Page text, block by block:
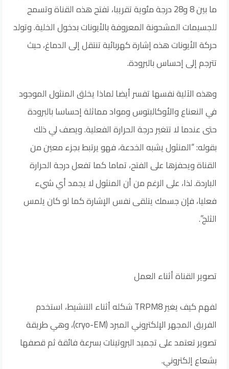
ما بين 8 و28 درجة مئوية تقريبا، تفتح هذه القناة وتسمح
للجسيمات المشحونة المعروفة بالأيونات بدخول الخلية. وتولد
حركة الأيونات هذه إشارة كهربائية تنتقل إلى الدماغ، حيث
تترجم إلى إحساس بالبرودة.
وهذه الآلية نفسها تفسر أيضا لماذا يخلق المنثول الموجود
في النعناع والأوكالبتوس ومواد مماثلة إحساسا بالبرودة
حتى عندما لا تتغير درجة الحرارة الفعلية. ويصف لي ذلك
بقوله: “المنثول يشبه الخدعة، فهو يرتبط بجزء معين من
القناة ويحفزها على الفتح، تماما كما تفعل درجة الحرارة
الباردة. لذا، على الرغم من أن المنثول لا يجمد أي شيء
فعليا، فإن جسمك يتلقى نفس الإشارة كما لو كان يلمس
الثلج”.
تصوير القناة أثناء العمل
لفهم كيف يغير TRPM8 شكله أثناء التنشيط، استخدم
الفريق المجهر الإلكتروني المبرد (cryo-EM)، وهي طريقة
تصوير تعتمد على تجميد البروتينات بسرعة فائقة ثم قصفها
بشعاع إلكتروني.